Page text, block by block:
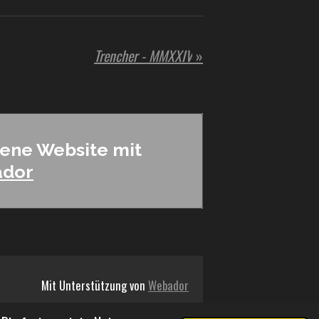
Trencher - MMXXIV »
Website mit
Mit Unterstützung vonWebador